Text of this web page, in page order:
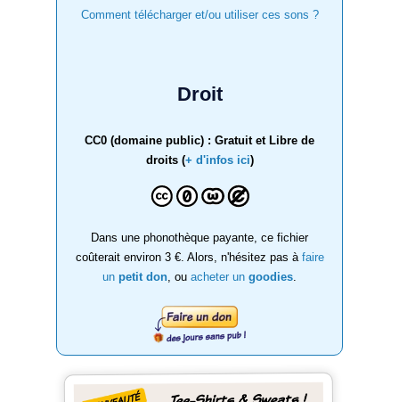
Comment télécharger et/ou utiliser ces sons ?
Droit
CC0 (domaine public) : Gratuit et Libre de
droits (+ d'infos ici)
Dans une phonothèque payante, ce fichier
coûterait environ 3 €. Alors, n'hésitez pas à faire
un petit don , ou acheter un goodies